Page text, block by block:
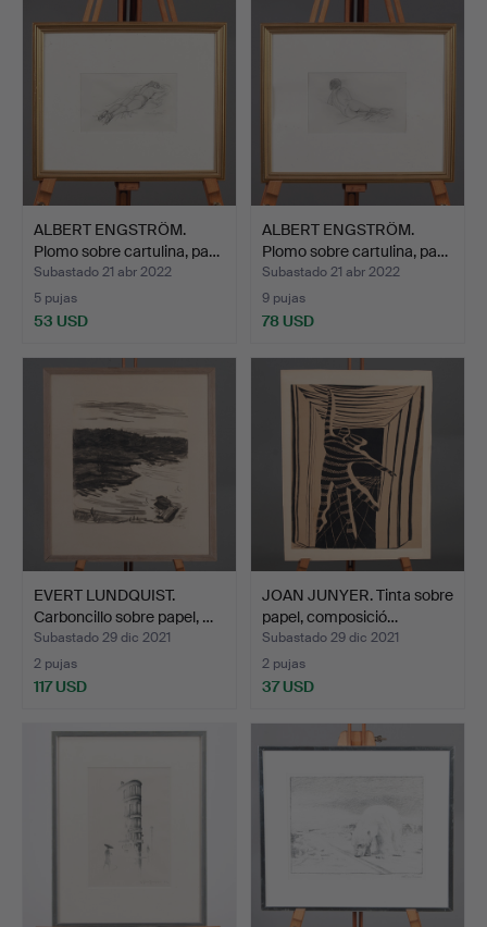
ALBERT ENGSTRÖM.
Plomo sobre cartulina, pa…
Subastado 21 abr 2022
5 pujas
53 USD
ALBERT ENGSTRÖM.
Plomo sobre cartulina, pa…
Subastado 21 abr 2022
9 pujas
78 USD
EVERT LUNDQUIST.
Carboncillo sobre papel, …
Subastado 29 dic 2021
2 pujas
117 USD
JOAN JUNYER. Tinta sobre
papel, composició…
Subastado 29 dic 2021
2 pujas
37 USD